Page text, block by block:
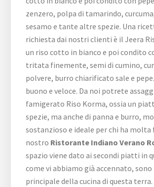
zenzero, polpa di tamarindo,
sesamo e tante altre spezie. Una
richiesta dai nostri clienti è il Jeera
un riso cotto in bianco e poi condito
tritata finemente, semi di cumino,
polvere, burro chiarificato sale e
buono e veloce. Da noi potrete
famigerato Riso Korma, ossia un
spezie, ma anche di panna e burro,
sostanzioso e ideale per chi ha molta
nostro Ristorante Indiano Verano
spazio viene dato ai secondi piatti in
come vi abbiamo già accennato,
principale della cucina di questa terra.